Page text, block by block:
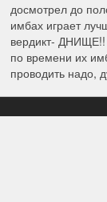
досмотрел до
имбах играет
вердикт- ДНИЩЕ!!
по времени их
проводить надо,